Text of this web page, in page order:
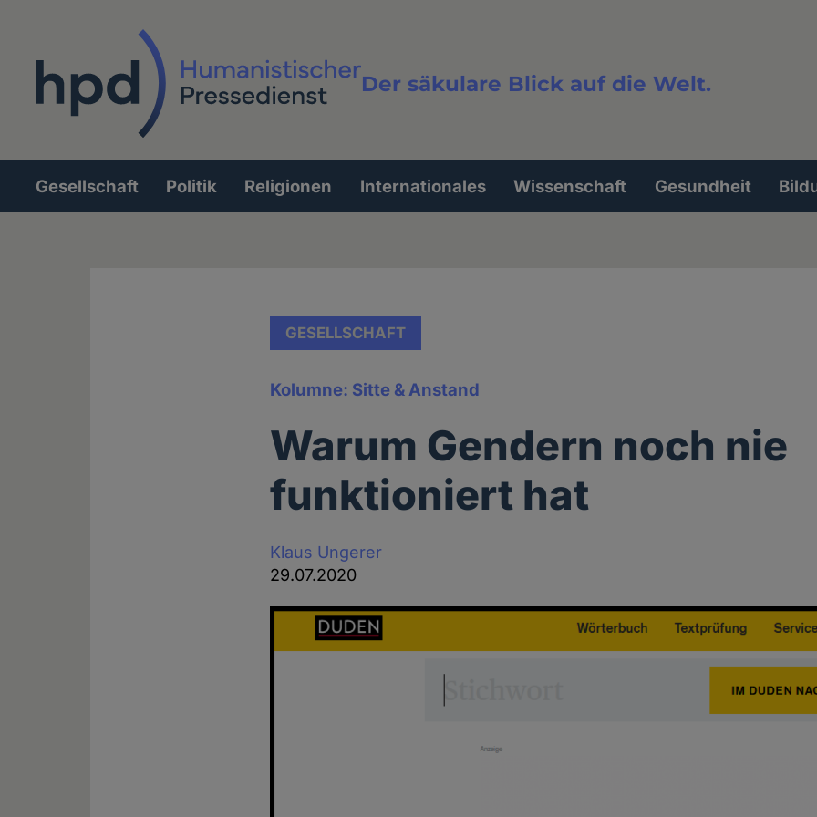
Der säkulare Blick auf die Welt.
Volltextsuche
Hauptnavigation
Gesellschaft Politik Religionen Internationales Wissenschaft Gesundheit
GESELLSCHAFT
Kolumne: Sitte & Anstand
Warum Gendern noch nie
funktioniert hat
Klaus Ungerer
29.07.2020